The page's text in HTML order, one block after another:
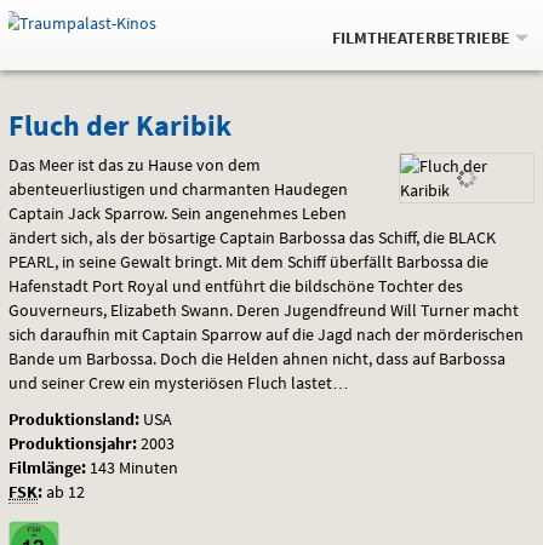
Springe
zum
,zum
.
Navigation
Service
Gehe
zur
Auswahl
FILMTHEATERBETRIEBE
Fluch
der
Karibik
Fluch der Karibik
Das Meer ist das zu Hause von dem
abenteuerliustigen und charmanten Haudegen
Captain Jack Sparrow. Sein angenehmes Leben
ändert sich, als der bösartige Captain Barbossa das Schiff, die BLACK
PEARL , in seine Gewalt bringt. Mit dem Schiff überfällt Barbossa die
Hafenstadt Port Royal und entführt die bildschöne Tochter des
Gouverneurs, Elizabeth Swann. Deren Jugendfreund Will Turner macht
sich daraufhin mit Captain Sparrow auf die Jagd nach der mörderischen
Bande um Barbossa. Doch die Helden ahnen nicht, dass auf Barbossa
und seiner Crew ein mysteriösen Fluch lastet…
Produktionsland: USA
Produktionsjahr:2003
Filmlänge: 143 Minuten
FSK:ab 12